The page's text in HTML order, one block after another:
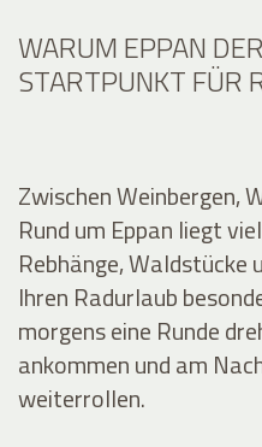
WARUM EPPAN
STARTPUNKT FÜR
Zwischen Weinbergen,
Rund um Eppan liegt
Rebhänge, Waldstücke
Ihren Radurlaub
morgens eine Runde
ankommen und am
weiterrollen.